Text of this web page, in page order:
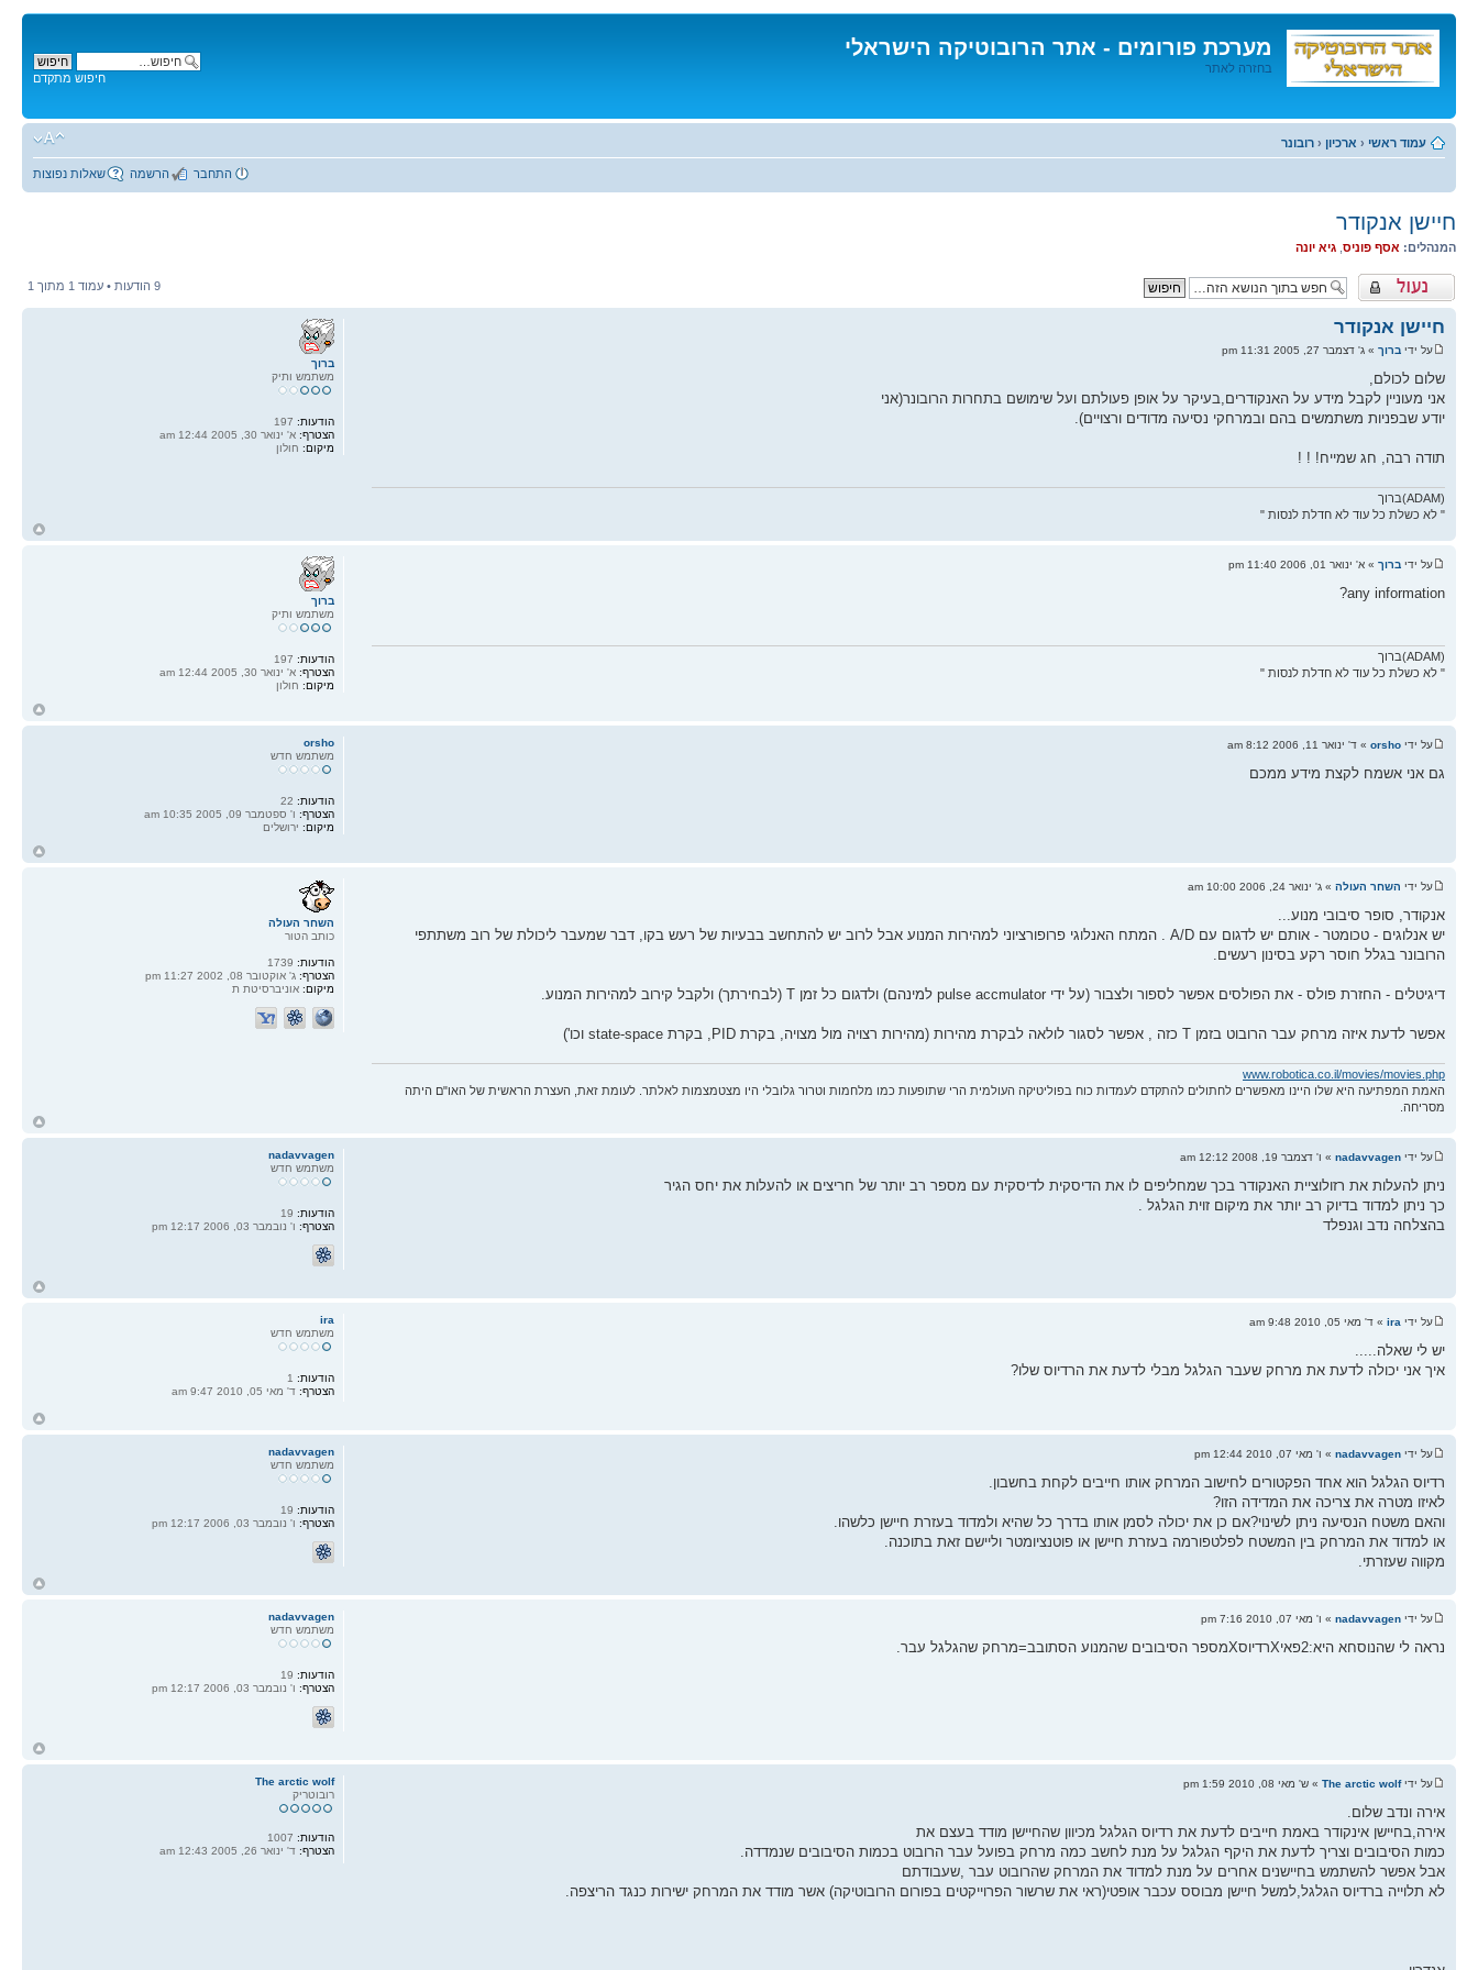
מערכת פורומים - אתר הרובוטיקה הישראלי
בחזרה לאתר
לתוכן
חיפוש מתקדם
עמוד ראשי ‹ ארכיון ‹ רובונר
שאלות נפוצות הרשמה התחבר
חיישן אנקודר
המנהלים: אסף פוניס גיא יונה
נושא נעול 9 הודעות • עמוד 1 מתוך 1
חיישן אנקודר
על ידי ברוך » ג' דצמבר 27, 2005 11:31 pm
שלום לכולם,
אני מעוניין לקבל מידע על האנקודרים,בעיקר על אופן פעולתם ועל שימושם בתחרות הרובונר(אני
יודע שבפניות משתמשים בהם ובמרחקי נסיעה מדודים ורצויים).
תודה רבה, חג שמייח! ! !
(ADAM)ברוך
" לא כשלת כל עוד לא חדלת לנסות "
ברוך
משתמש ותיק
הודעות:
הצטרף: א' ינואר 30, 2005 12:44 am
מיקום: חולון
על ידי ברוך » א' ינואר 01, 2006 11:40 pm
any information?
(ADAM)ברוך
" לא כשלת כל עוד לא חדלת לנסות "
ברוך
משתמש ותיק
הודעות:197
הצטרף:א' ינואר 30, 2005 12:44 am
מיקום:חולון
על ידי orsho » ד' ינואר 11, 2006 8:12 am
גם אני אשמח לקצת מידע ממכם
orsho
משתמש חדש
הודעות:
הצטרף: ו' ספטמבר 09, 2005 10:35 am
מיקום: ירושלים
על ידי השחר העולה » ג' ינואר 24, 2006 10:00 am
אנקודר, סופר סיבובי מנוע...
יש אנלוגים - טכומטר - אותם יש לדגום עם A/D . המתח האנלוגי פרופורציוני למהירות המנוע אבל לרוב יש להתחשב בבעיות של רעש בקו, דבר שמעבר ליכולת של רוב משתתפי
הרובונר בגלל חוסר רקע בסינון רעשים.
דיגיטלים - החזרת פולס - את הפולסים אפשר לספור ולצבור (על ידי pulse accmulator למינהם) ולדגום כל זמן T (לבחירתך) ולקבל קירוב למהירות המנוע.
אפשר לדעת איזה מרחק עבר הרובוט בזמן T כזה , אפשר לסגור לולאה לבקרת מהירות (מהירות רצויה מול מצויה, בקרת PID, בקרת state-space וכו')
www.robotica.co.il/movies/movies.php
האמת המפתיעה היא שלו היינו מאפשרים לחתולים להתקדם לעמדות כוח בפוליטיקה העולמית הרי שתופעות כמו מלחמות וטרור גלובלי היו מצטמצמות לאלתר. לעומת זאת, העצרת הראשית של האו"ם היתה
מסריחה.
השחר העולה
כותב הטור
הודעות:1739
הצטרף:ג' אוקטובר 08, 2002 11:27 pm
מיקום:אוניברסיטת ת
על ידי nadavvagen » ו' דצמבר 19, 2008 12:12 am
ניתן להעלות את רזולוציית האנקודר בכך שמחליפים לו את הדיסקית לדיסקית עם מספר רב יותר של חריצים או להעלות את יחס הגיר
כך ניתן למדוד בדיוק רב יותר את מיקום זוית הגלגל .
בהצלחה נדב וגנפלד
nadavvagen
משתמש חדש
הודעות:
הצטרף: ו' נובמבר 03, 2006 12:17 pm
על ידי ira » ד' מאי 05, 2010 9:48 am
יש לי שאלה.....
איך אני יכולה לדעת את מרחק שעבר הגלגל מבלי לדעת את הרדיוס שלו?
ira
משתמש חדש
הודעות:1
הצטרף:ד' מאי 05, 2010 9:47 am
על ידי nadavvagen » ו' מאי 07, 2010 12:44 pm
רדיוס הגלגל הוא אחד הפקטורים לחישוב המרחק אותו חייבים לקחת בחשבון.
לאיזו מטרה את צריכה את המדידה הזו?
והאם משטח הנסיעה ניתן לשינוי?אם כן את יכולה לסמן אותו בדרך כל שהיא ולמדוד בעזרת חיישן כלשהו.
או למדוד את המרחק בין המשטח לפלטפורמה בעזרת חיישן או פוטנציומטר וליישם זאת בתוכנה.
מקווה שעזרתי.
nadavvagen
משתמש חדש
הודעות:
הצטרף: ו' נובמבר 03, 2006 12:17 pm
על ידי nadavvagen » ו' מאי 07, 2010 7:16 pm
נראה לי שהנוסחא היא:2פאיXרדיוסXמספר הסיבובים שהמנוע הסתובב=מרחק שהגלגל עבר.
nadavvagen
משתמש חדש
הודעות:19
הצטרף:ו' נובמבר 03, 2006 12:17 pm
על ידיThe arctic wolf » ש' מאי 08, 2010 1:59 pm
אירה ונדב שלום.
אירה,בחיישן אינקודר באמת חייבים לדעת את רדיוס הגלגל מכיוון שהחיישן מודד בעצם את
כמות הסיבובים וצריך לדעת את היקף הגלגל על מנת לחשב כמה מרחק בפועל עבר הרובוט בכמות הסיבובים שנמדדה.
אבל אפשר להשתמש בחיישנים אחרים על מנת למדוד את המרחק שהרובוט עבר ,שעבודתם
לא תלוייה ברדיוס הגלגל,למשל חיישן מבוסס עכבר אופטי(ראי את שרשור הפרוייקטים בפורום הרובוטיקה) אשר מודד את המרחק ישירות כנגד הריצפה.
The arctic wolf
רובוטריק
הודעות:
הצטרף: ד' ינואר 26, 2005 12:43 am